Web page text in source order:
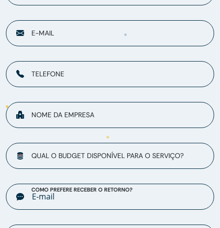
E-MAIL
TELEFONE
NOME DA EMPRESA
QUAL O BUDGET DISPONÍVEL PARA O SERVIÇO?
COMO PREFERE RECEBER O RETORNO?